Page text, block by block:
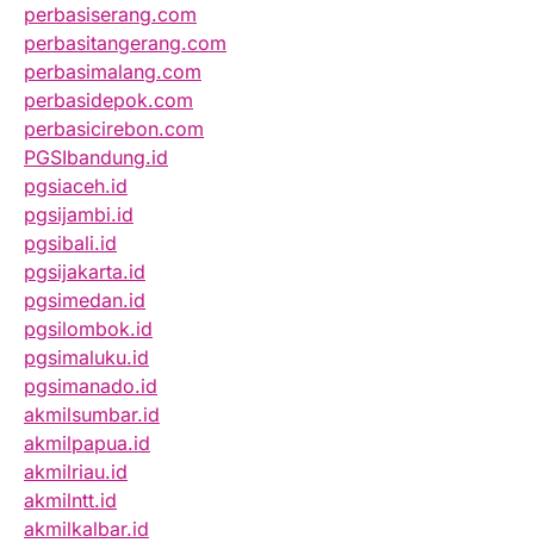
perbasiserang.com
perbasitangerang.com
perbasimalang.com
perbasidepok.com
perbasicirebon.com
PGSIbandung.id
pgsiaceh.id
pgsijambi.id
pgsibali.id
pgsijakarta.id
pgsimedan.id
pgsilombok.id
pgsimaluku.id
pgsimanado.id
akmilsumbar.id
akmilpapua.id
akmilriau.id
akmilntt.id
akmilkalbar.id